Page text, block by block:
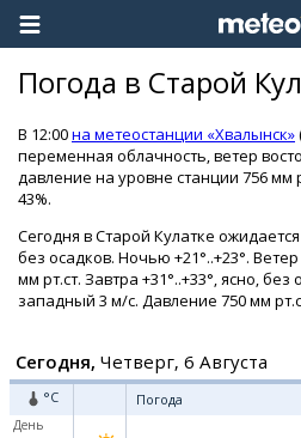
Погода в Старой
В 12:00на метеостанции «Хвалынск»
переменная облачность, ветер
давление на уровне станции 756 мм
43%.
Сегодня в Старой Кулатке
без осадков. Ночью +21°..+23°.
мм рт.ст. Завтра +31°..+33°, ясно,
западный 3 м/с. Давление 750 мм
Сегодня, Четверг, 6 Августа
°C Погода
День